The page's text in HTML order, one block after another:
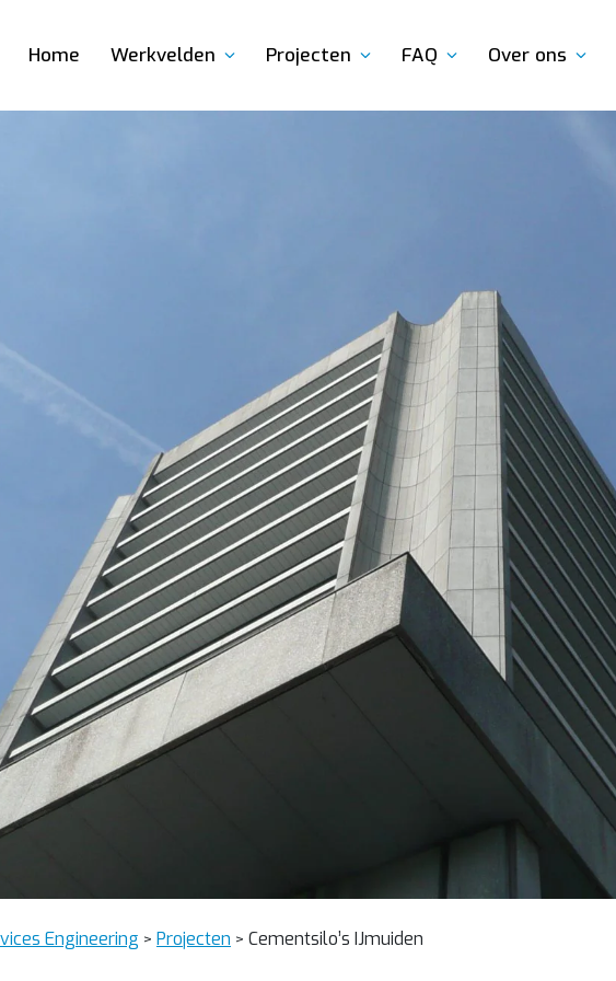
Home Werkvelden Projecten FAQ Over ons
Engineering > Projecten > Cementsilo’s IJmuiden